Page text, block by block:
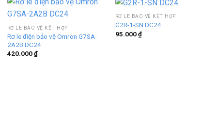
RƠ LE BẢO VỆ KẾT HỢP
Rơ le điện bảo vệ Omron G7SA-
2A2B DC24
420.000₫
RƠ LE BẢO VỆ KẾT HỢP
G2R-1-SN DC24
95.000₫